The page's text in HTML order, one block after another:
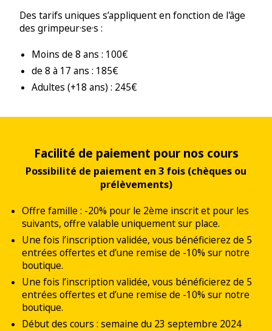
Des tarifs uniques s’appliquent en fonction de l'âge
des grimpeur·se·s :
Moins de 8 ans : 100€
de 8 à 17 ans : 185€
Adultes (+18 ans) : 245€
Facilité de paiement pour nos cours
Possibilité de paiement en 3 fois (chèques ou
prélèvements)
Offre famille : -20% pour le 2ème inscrit et pour les
suivants, offre valable uniquement sur place.
Une fois l’inscription validée, vous bénéficierez de 5
entrées offertes et d’une remise de -10% sur notre
boutique.
Une fois l’inscription validée, vous bénéficierez de 5
entrées offertes et d’une remise de -10% sur notre
boutique.
Début des cours : semaine du 23 septembre 2024